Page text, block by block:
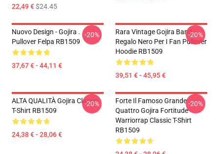
22,49 €$24.45
Nuovo Design - Gojira .
Pullover Felpa RB1509
37,67 € - 44,11 €
-20%
Rara Vintage Gojira Band
Regalo Nero Per I Fan Pullover
Hoodie RB1509
39,51 € - 45,95 €
-20%
ALTA QUALITÀ Gojira Classic
T-Shirt RB1509
24,38 € - 28,06 €
-20%
Forte Il Famoso Grande
Quattro Gojira Fortitude
Warriorrap Classic T-Shirt
RB1509
-20%